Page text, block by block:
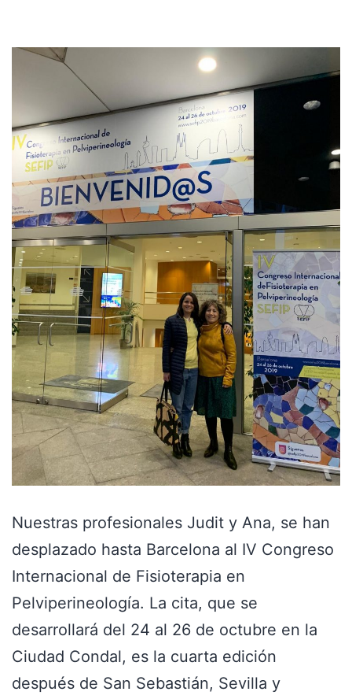
Nuestras profesionales Judit y Ana, se han
desplazado hasta Barcelona al IV Congreso
Internacional de Fisioterapia en
Pelviperineología. La cita, que se
desarrollará del 24 al 26 de octubre en la
Ciudad Condal, es la cuarta edición
después de San Sebastián, Sevilla y